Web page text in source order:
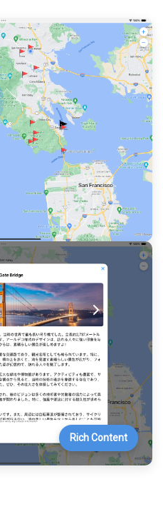
Rich Content